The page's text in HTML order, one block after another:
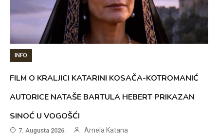
INFO
FILM O KRALJICI KATARINI KOSAČA-KOTROMANIĆ
AUTORICE NATAŠE BARTULA HEBERT PRIKAZAN
SINOĆ U VOGOŠĆI
7. Augusta 2026. Arnela Katana